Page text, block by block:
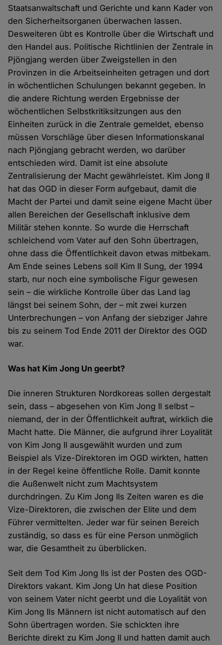
Staatsanwaltschaft und Gerichte und kann Kader von
den Sicherheitsorganen überwachen lassen.
Desweiteren übt es Kontrolle über die Wirtschaft und
den Handel aus. Politische Richtlinien der Zentrale in
Pjöngjang werden über Zweigstellen in den
Provinzen in die Arbeitseinheiten getragen und dort
in wöchentlichen Schulungen bekannt gegeben. In
die andere Richtung werden Ergebnisse der
wöchentlichen Selbstkritiksitzungen aus den
Einheiten zurück in die Zentrale gemeldet, ebenso
müssen Vorschläge über diesen Informationskanal
nach Pjöngjang gebracht werden, wo darüber
entschieden wird. Damit ist eine absolute
Zentralisierung der Macht gewährleistet. Kim Jong Il
hat das OGD in dieser Form aufgebaut, damit die
Macht der Partei und damit seine eigene Macht über
allen Bereichen der Gesellschaft inklusive dem
Militär stehen konnte. So wurde die Herrschaft
schleichend vom Vater auf den Sohn übertragen,
ohne dass die Öffentlichkeit davon etwas mitbekam.
Am Ende seines Lebens soll Kim Il Sung, der 1994
starb, nur noch eine symbolische Figur gewesen
sein – die wirkliche Kontrolle über das Land lag
längst bei seinem Sohn, der – mit zwei kurzen
Unterbrechungen – von Anfang der siebziger Jahre
bis zu seinem Tod Ende 2011 der Direktor des OGD
war.
Was hat Kim Jong Un geerbt?
Die inneren Strukturen Nordkoreas sollen dergestalt
sein, dass – abgesehen von Kim Jong Il selbst –
niemand, der in der Öffentlichkeit auftrat, wirklich die
Macht hatte. Die Männer, die aufgrund ihrer Loyalität
von Kim Jong Il ausgewählt wurden und zum
Beispiel als Vize-Direktoren im OGD wirkten, hatten
in der Regel keine öffentliche Rolle. Damit konnte
die Außenwelt nicht zum Machtsystem
durchdringen. Zu Kim Jong Ils Zeiten waren es die
Vize-Direktoren, die zwischen der Elite und dem
Führer vermittelten. Jeder war für seinen Bereich
zuständig, so dass es für eine Person unmöglich
war, die Gesamtheit zu überblicken.
Seit dem Tod Kim Jong Ils ist der Posten des OGD-
Direktors vakant. Kim Jong Un hat diese Position
von seinem Vater nicht geerbt und die Loyalität von
Kim Jong Ils Männern ist nicht automatisch auf den
Sohn übertragen worden. Sie schickten ihre
Berichte direkt zu Kim Jong Il und hatten damit auch